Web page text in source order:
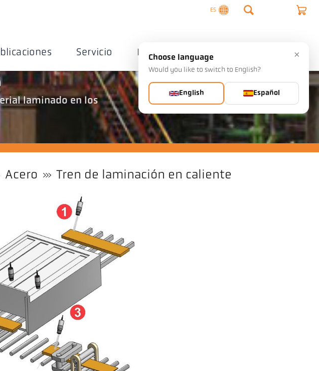
ES
Servicio Empresa Contactos
laminado en los
Acero Tren de laminación en caliente
×
Choose language
Would you like to switch to English?
English Español